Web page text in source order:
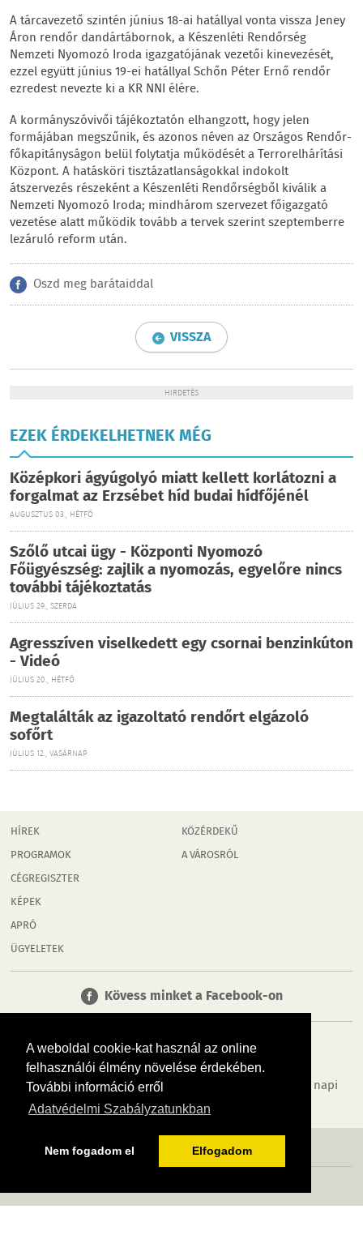
A weboldal cookie-kat használ az online
felhasználói élmény növelése érdekében.
További információ erről
Adatvédelmi Szabályzatunkban
Nem fogadom el Elfogadom
A tárcavezető szintén június 18-ai hatállyal vonta vissza Jeney
Áron rendőr dandártábornok, a Készenléti Rendőrség
Nemzeti Nyomozó Iroda igazgatójának vezetői kinevezését,
ezzel együtt június 19-ei hatállyal Schőn Péter Ernő rendőr
ezredest nevezte ki a KR NNI élére.
A kormányszóvivői tájékoztatón elhangzott, hogy jelen
formájában megszűnik, és azonos néven az Országos Rendőr-
főkapitányságon belül folytatja működését a Terrorelhárítási
Központ. A hatásköri tisztázatlanságokkal indokolt
átszervezés részeként a Készenléti Rendőrségből kiválik a
Nemzeti Nyomozó Iroda; mindhárom szervezet főigazgató
vezetése alatt működik tovább a tervek szerint szeptemberre
lezáruló reform után.
Oszd meg barátaiddal
VISSZA
HIRDETÉS
EZEK ÉRDEKELHETNEK MÉG
Középkori ágyúgolyó miatt kellett korlátozni a
forgalmat az Erzsébet híd budai hídfőjénél
AUGUSZTUS 03., HÉTFŐ
Szőlő utcai ügy - Központi Nyomozó
Főügyészség: zajlik a nyomozás, egyelőre nincs
további tájékoztatás
JÚLIUS 29., SZERDA
Agresszíven viselkedett egy csornai benzinkúton
- Videó
JÚLIUS 20., HÉTFŐ
Megtalálták az igazoltató rendőrt elgázoló
sofőrt
JÚLIUS 12., VASÁRNAP
HÍREK
PROGRAMOK
CÉGREGISZTER
KÉPEK
APRÓ
ÜGYELETEK
KÖZÉRDEKŰ
A VÁROSRÓL
Kövess minket a Facebook-on
Tudj meg többet városodról! Hírek, programok, képek, napi
menü, cégek…. és minden, ami Győr
MÉDIAAJÁNLÓ ADATVÉDELEM IMPRESSZUM RÓLUNK